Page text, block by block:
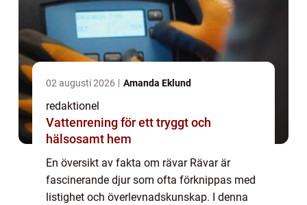
02 augusti 2026 Amanda Eklund
redaktionel
Vattenrening för ett tryggt och
hälsosamt hem
En översikt av fakta om rävar Rävar är
fascinerande djur som ofta förknippas med
listighet och överlevnadskunskap. I denna